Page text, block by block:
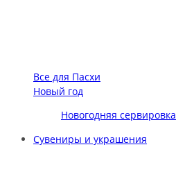
Все для Пасхи
Новый год
Новогодняя сервировка
Сувениры и украшения